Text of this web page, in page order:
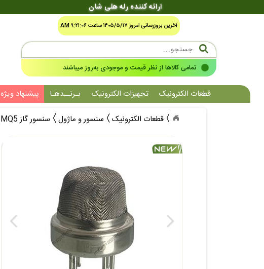
ارائه کننده رله هلی شان
آخرین بروزرسانی امروز ۱۴۰۵/۵/۱۷ ساعت ۹:۲۱:۰۶ AM
تمامی کالاها از نظر قیمت و موجودی به‌روز میباشند
قطعات الکترونیک تجهیزات الکترونیک بـرنــدهـا پیشنهاد ویژه
قطعات الکترونیک سنسور و ماژول سنسور گاز MQ5 برند WINSEN